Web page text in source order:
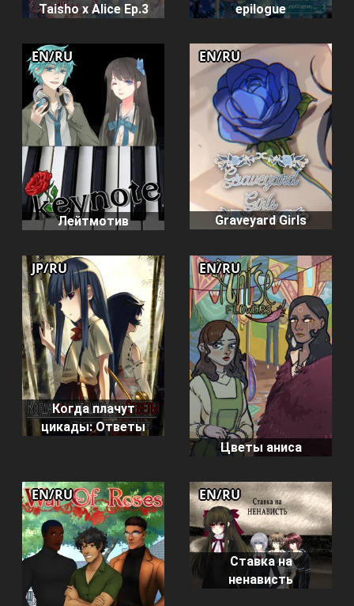
Taisho x Alice Ep.3
epilogue
Лейтмотив
EN/RU
Graveyard Girls
EN/RU
Когда плачут
цикады: Ответы
JP/RU
Цветы аниса
EN/RU
EN/RU
Ставка на
ненависть
EN/RU